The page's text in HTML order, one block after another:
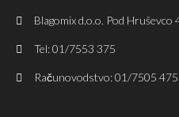
Blagomix d.o.o. Pod
Tel: 01/7553 375
Računovodstvo: 01/7505 475